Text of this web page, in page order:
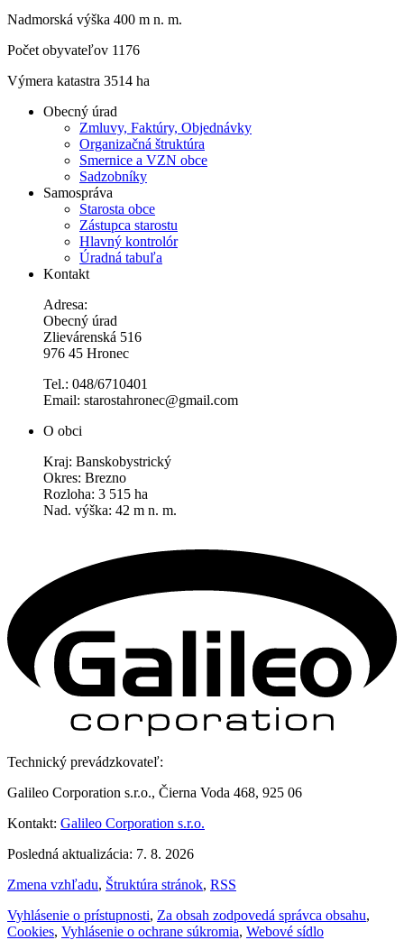
Nadmorská výška 400 m n. m.
Počet obyvateľov 1176
Výmera katastra 3514 ha
Obecný úrad
Zmluvy, Faktúry, Objednávky
Organizačná štruktúra
Smernice a VZN obce
Sadzobníky
Samospráva
Starosta obce
Zástupca starostu
Hlavný kontrolór
Úradná tabuľa
Kontakt
Adresa:
Obecný úrad
Zlievárenská 516
976 45 Hronec
Tel.: 048/6710401
Email: starostahronec@gmail.com
O obci
Kraj: Banskobystrický
Okres: Brezno
Rozloha: 3 515 ha
Nad. výška: 42 m n. m.
Technický prevádzkovateľ:
Galileo Corporation s.r.o., Čierna Voda 468, 925 06
Kontakt: Galileo Corporation s.r.o.
Posledná aktualizácia: 7. 8. 2026
Zmena vzhľadu, Štruktúra stránok, RSS
Vyhlásenie o prístupnosti, Za obsah zodpovedá správca obsahu,
Cookies, Vyhlásenie o ochrane súkromia, Webové sídlo